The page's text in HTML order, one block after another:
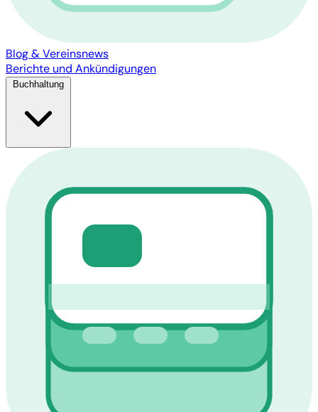
Blog & Vereinsnews
Berichte und Ankündigungen
Buchhaltung